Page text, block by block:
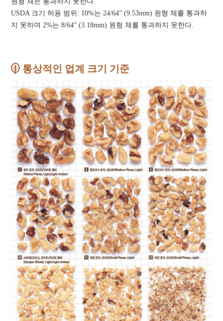
USDA 크기 허용 범위: 10%는 24/64” (9.53mm) 원형 체를 통과하
지 못하며 2%는 8/64” (3.18mm) 원형 체를 통과하지 못한다.
통상적인 업계 크기 기준